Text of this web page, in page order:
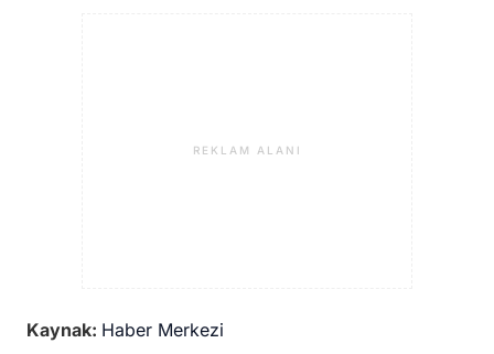
REKLAM ALANI
Kaynak: Haber Merkezi